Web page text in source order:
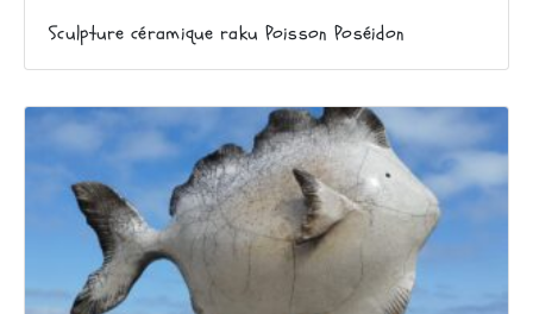
Sculpture céramique raku Poisson Poséidon